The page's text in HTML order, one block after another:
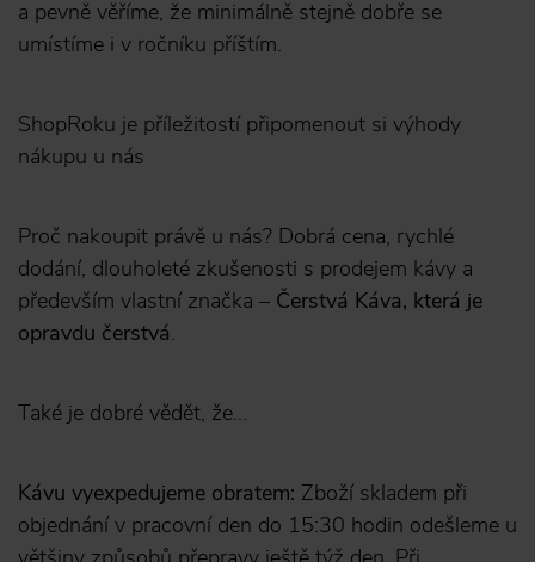
a pevně věříme, že minimálně stejně dobře se
umístíme i v ročníku příštím.
ShopRoku je příležitostí připomenout si výhody
nákupu u nás
Proč nakoupit právě u nás? Dobrá cena, rychlé
dodání, dlouholeté zkušenosti s prodejem kávy a
především vlastní značka – Čerstvá Káva, která je
opravdu čerstvá.
Také je dobré vědět, že...
Kávu vyexpedujeme obratem: Zboží skladem při
objednání v pracovní den do 15:30 hodin odešleme u